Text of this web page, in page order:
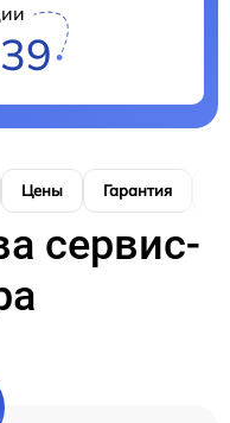
Цены Гарантия
сервис-